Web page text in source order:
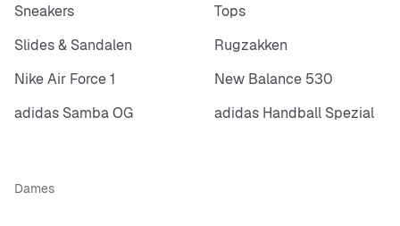
Sneakers
Tops
Slides & Sandalen
Rugzakken
Nike Air Force 1
New Balance 530
adidas Samba OG
adidas Handball Spezial
Dames